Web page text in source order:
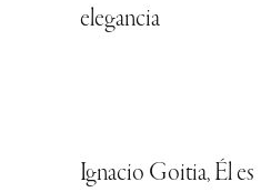
elegancia
Ignacio Goitia, Él es